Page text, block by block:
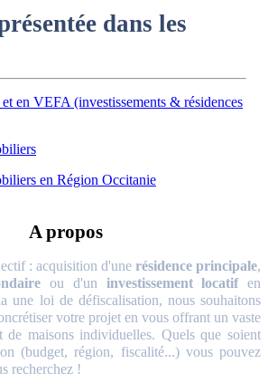
dans les
en VEFA (investissements & résidences
en Région Occitanie
A propos
: acquisition d'une résidence principale,
ou d'un investissement locatifen
une loi de défiscalisation, nous souhaitons
votre projet en vous offrant un vaste
de maisons individuelles. Quels que soient
(budget, région, fiscalité...) vous pouvez
recherchez !